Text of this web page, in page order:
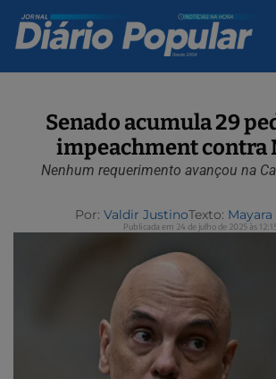
Senado acumula 29
impeachment contra
Nenhum requerimento avançou na
Por: Valdir JustinoTexto:
Publicada em 24 de julho de 2025 às